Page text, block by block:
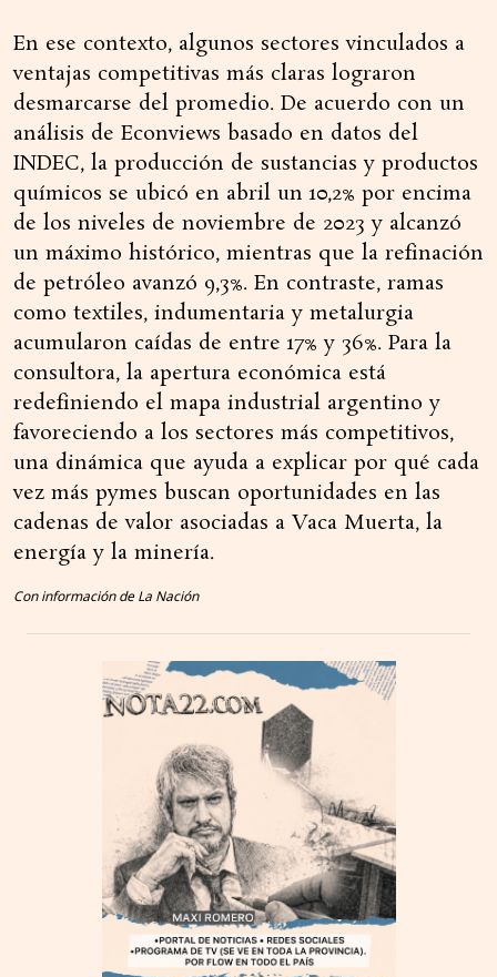
En ese contexto, algunos sectores vinculados a
ventajas competitivas más claras lograron
desmarcarse del promedio. De acuerdo con un
análisis de Econviews basado en datos del
INDEC, la producción de sustancias y productos
químicos se ubicó en abril un 10,2% por encima
de los niveles de noviembre de 2023 y alcanzó
un máximo histórico, mientras que la refinación
de petróleo avanzó 9,3%. En contraste, ramas
como textiles, indumentaria y metalurgia
acumularon caídas de entre 17% y 36%. Para la
consultora, la apertura económica está
redefiniendo el mapa industrial argentino y
favoreciendo a los sectores más competitivos,
una dinámica que ayuda a explicar por qué cada
vez más pymes buscan oportunidades en las
cadenas de valor asociadas a Vaca Muerta, la
energía y la minería.
Con información de La Nación